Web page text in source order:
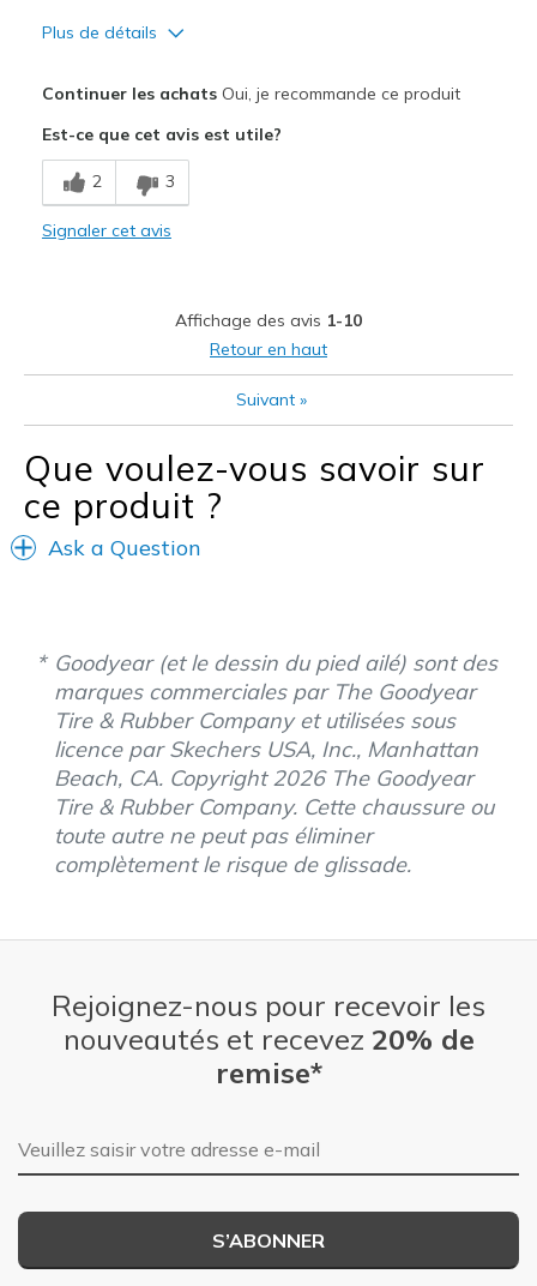
Plus de détails
Breathe Well
Comfortable
Les meilleures utilisations
All the time but mainly when I want to look Good
Sizing
Feels true to size
View On Shoes
I'm Really Into Shoes
Continuer les achatsOui, je recommande ce produit
Est-ce que cet avis est utile?
2 3
Signaler cet avis
Affichage des avis 1-10
Retour en haut
Suivant »
Que voulez-vous savoir sur
ce produit ?
Ask a Question
Goodyear (et le dessin du pied ailé) sont des
marques commerciales par The Goodyear
Tire & Rubber Company et utilisées sous
licence par Skechers USA, Inc., Manhattan
Beach, CA. Copyright 2026 The Goodyear
Tire & Rubber Company. Cette chaussure ou
toute autre ne peut pas éliminer
complètement le risque de glissade.
Rejoignez-nous pour recevoir les
nouveautés et recevez 20% de
remise*
Adresse e-mail
S’ABONNER